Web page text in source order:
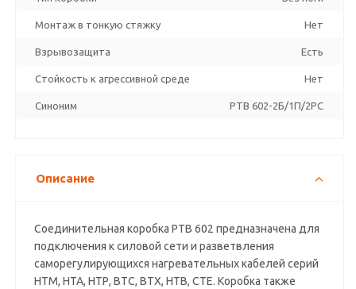
Монтаж в тонкую стяжку Нет
Взрывозащита Есть
Стойкость к агрессивной среде Нет
Синоним PTB 602-2Б/1П/2PC
Описание
Соединительная коробка РТВ 602 предназначена для
подключения к силовой сети и разветвления
саморегулирующихся нагревательных кабелей серий
НТМ, НТА, НТР, ВТС, ВТХ, НТВ, СТЕ. Коробка также